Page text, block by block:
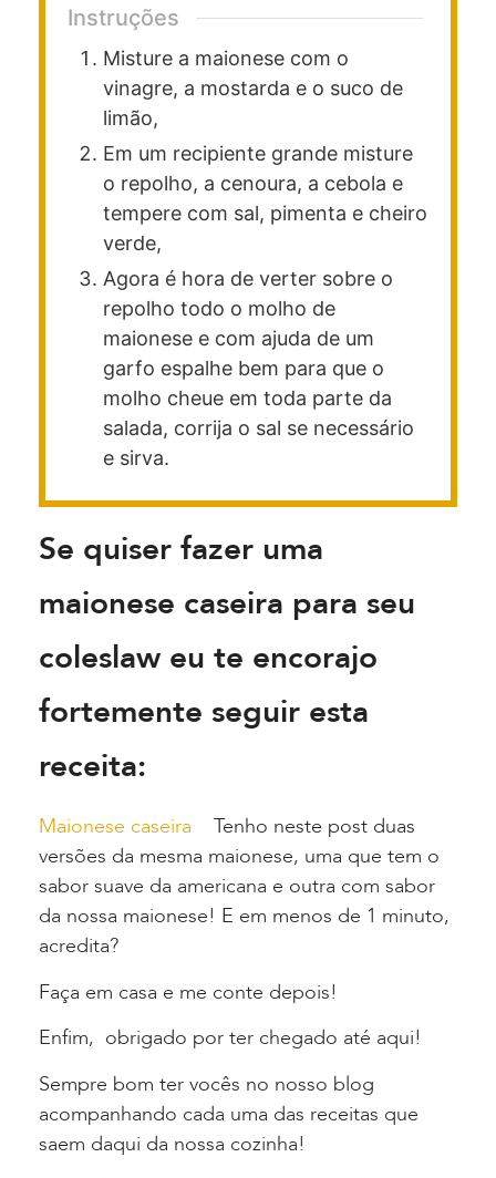
Instruções
Misture a maionese com o
vinagre, a mostarda e o suco de
limão,
Em um recipiente grande misture
o repolho, a cenoura, a cebola e
tempere com sal, pimenta e cheiro
verde,
Agora é hora de verter sobre o
repolho todo o molho de
maionese e com ajuda de um
garfo espalhe bem para que o
molho cheue em toda parte da
salada, corrija o sal se necessário
e sirva.
Se quiser fazer uma
maionese caseira para seu
coleslaw eu te encorajo
fortemente seguir esta
receita:
Maionese caseira
Tenho neste post duas
versões da mesma maionese, uma que tem o
sabor suave da americana e outra com sabor
da nossa maionese! E em menos de 1 minuto,
acredita?
Faça em casa e me conte depois!
Enfim, obrigado por ter chegado até aqui!
Sempre bom ter vocês no nosso blog
acompanhando cada uma das receitas que
saem daqui da nossa cozinha!